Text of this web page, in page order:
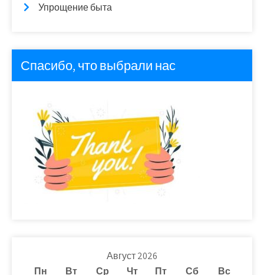
Упрощение быта
Спасибо, что выбрали нас
Август 2026
Пн
Вт Ср Чт Пт Сб
Вс